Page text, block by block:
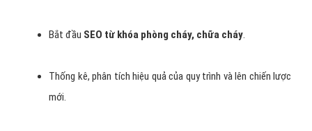
Bắt đầu SEO từ khóa phòng cháy, chữa cháy.
Thống kê, phân tích hiệu quả của quy trình và lên chiến lược
mới.